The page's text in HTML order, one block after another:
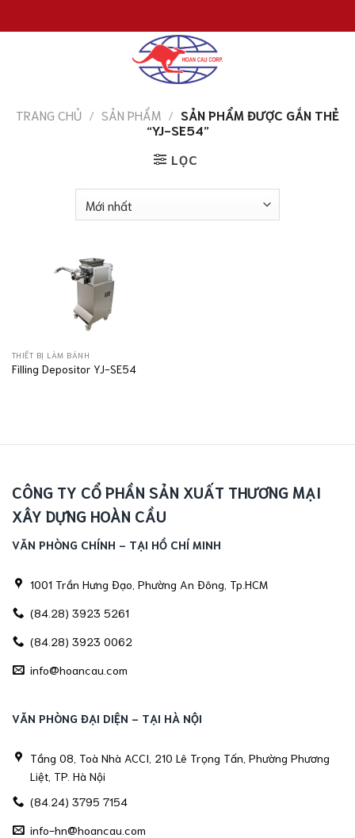
đến
TRANG CHỦ / SẢN PHẨM / SẢN PHẨM ĐƯỢC GẮN THẺ
“YJ-SE54”
LỌC
THIẾT BỊ LÀM BÁNH
Filling Depositor YJ-SE54
CÔNG TY CỔ PHẦN SẢN XUẤT THƯƠNG MẠI
XÂY DỰNG HOÀN CẦU
VĂN PHÒNG CHÍNH - TẠI HỒ CHÍ MINH
1001 Trần Hưng Đạo, Phường An Đông, Tp.HCM
(84.28) 3923 5261
(84.28) 3923 0062
info@hoancau.com
VĂN PHÒNG ĐẠI DIỆN - TẠI HÀ NỘI
Tầng 08, Toà Nhà ACCI, 210 Lê Trọng Tấn, Phường Phương
Liệt, TP. Hà Nội
(84.24) 3795 7154
info-hn@hoancau.com